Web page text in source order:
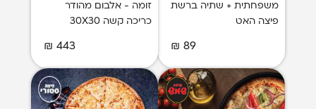
משפחתית + שתיה ברשת
פיצה האט
89 ₪
זומה - אלבום מהודר
כריכה קשה 30X30
443 ₪